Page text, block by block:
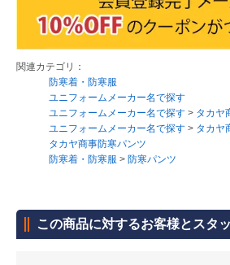
関連カテゴリ：
防寒着・防寒服
ユニフォームメーカー名で探す
ユニフォームメーカー名で探す > タカヤ
ユニフォームメーカー名で探す > タカヤ
タカヤ商事防寒パンツ
防寒着・防寒服 > 防寒パンツ
この商品に対するお客様とスタ